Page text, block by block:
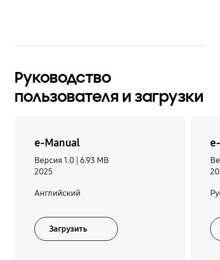
Да
Сетевой кабель
Да
Руководство
пользователя и загрузки
e-Manual
Версия 1.0 | 6.93 MB
2025
Английский
Загрузить